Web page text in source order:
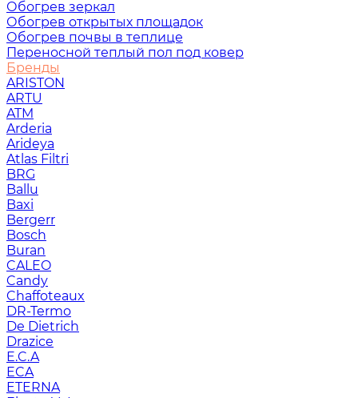
Обогрев зеркал
Обогрев открытых площадок
Обогрев почвы в теплице
Переносной теплый пол под ковер
Бренды
ARISTON
ARTU
ATM
Arderia
Arideya
Atlas Filtri
BRG
Ballu
Baxi
Bergerr
Bosch
Buran
CALEO
Candy
Chaffoteaux
DR-Termo
De Dietrich
Drazice
E.C.A
ECA
ETERNA